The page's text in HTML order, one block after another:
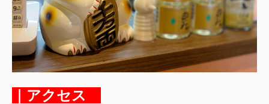
｜アクセス